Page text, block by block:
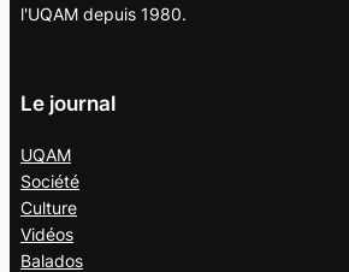
l'UQAM depuis 1980.
Le journal
UQAM
Société
Culture
Vidéos
Balados